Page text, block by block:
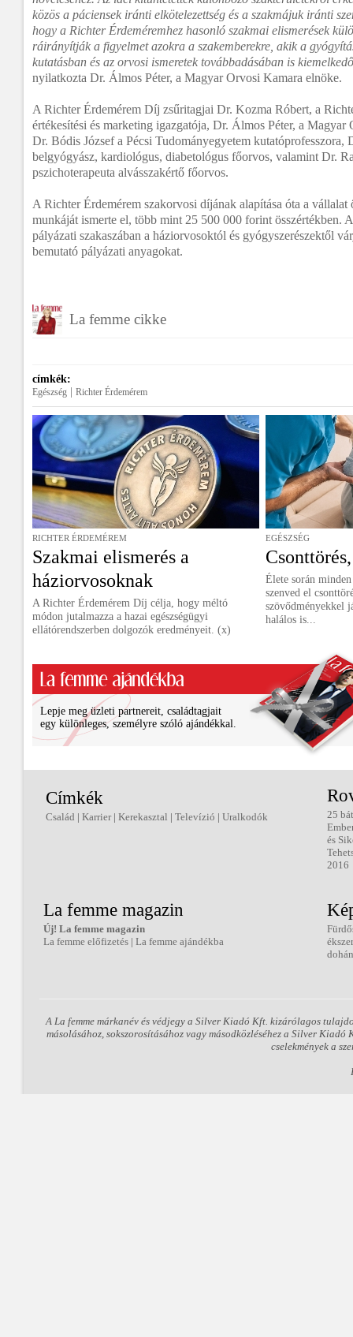
közös a páciensek iránti elkötelezettség és a szakmájuk iránti
hogy a Richter Érdeméremhez hasonló szakmai elismerések
ráirányítják a figyelmet azokra a szakemberekre, akik a
kutatásban és az orvosi ismeretek továbbadásában is
nyilatkozta Dr. Álmos Péter, a Magyar Orvosi Kamara elnöke.
A Richter Érdemérem Díj zsűritagjai Dr. Kozma Róbert, a
értékesítési és marketing igazgatója, Dr. Álmos Péter, a
Dr. Bódis József a Pécsi Tudományegyetem kutatóprofesszora,
belgyógyász, kardiológus, diabetológus főorvos, valamint Dr.
pszichoterapeuta alvásszakértő főorvos.
A Richter Érdemérem szakorvosi díjának alapítása óta a vállalat
munkáját ismerte el, több mint 25 500 000 forint összértékben.
pályázati szakaszában a háziorvosoktól és gyógyszerészektől
bemutató pályázati anyagokat.
La femme cikke
címkék:
Egészség Richter Érdemérem
RICHTER ÉRDEMÉREM
Szakmai elismerés a
háziorvosoknak
A Richter Érdemérem Díj célja, hogy méltó
módon jutalmazza a hazai egészségügyi
ellátórendszerben dolgozók eredményeit. (x)
EGÉSZSÉG
Élete során
szenved el
szövődményekkel
halálos is...
Lepje meg üzleti partnereit, családtagjait
egy különleges, személyre szóló ajándékkal.
Címkék
Család | Karrier| Kerekasztal | Televízió | Uralkodók
25
és
2016
La femme magazin
Új! La femme magazin
La femme előfizetés | La femme ajándékba
A La femme márkanév és védjegy a Silver Kiadó Kft. kizárólagos
másolásához, sokszorosításához vagy másodközléséhez a Silver
cselekmények a